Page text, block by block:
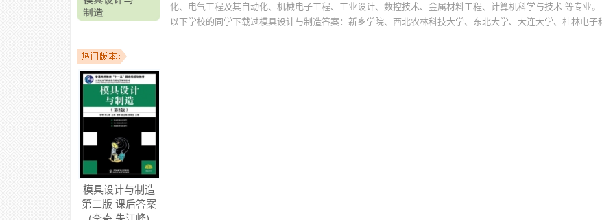
化、电气工程及其自动化、机械电子工程、工业设计、数控技术、金属材料工程、计算机科学与技术 等专业。
以下学校的同学下载过模具设计与制造答案：新乡学院、西北农林科技大学、东北大学、大连大学、桂林电子
模具设计与制造
第二版 课后答案